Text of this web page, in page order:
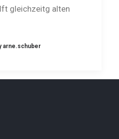
gleichzeitg alten
arne.schuber